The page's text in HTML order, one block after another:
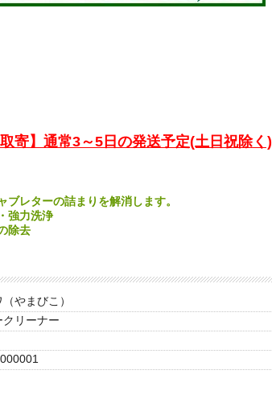
寄】通常3～5日の発送予定(土日祝除く)
ブレターの詰まりを解消します。
強力洗浄
除去
やまびこ）
リーナー